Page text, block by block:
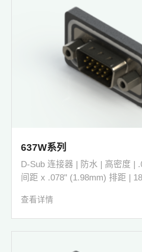
637W系列
D-Sub 连接器 | 防水 | 高密度 |
间距 x .078" (1.98mm) 排距 |
查看详情